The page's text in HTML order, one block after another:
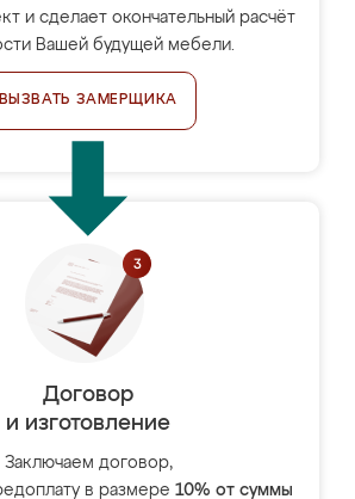
и сделает окончательный расчёт
Вашей будущей мебели.
ВЫЗВАТЬ ЗАМЕРЩИКА
Договор
и изготовление
Заключаем договор,
в размере 10% от суммы